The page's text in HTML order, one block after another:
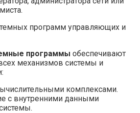
программ управляющих и
программы обеспечивают
механизмов системы и
комплексами.
с внутренними данными